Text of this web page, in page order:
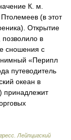
К. м.
(в этот
Открытие
в
сношения с
«Перипл
путеводитель
океан в
принадлежит
Лейпцигский